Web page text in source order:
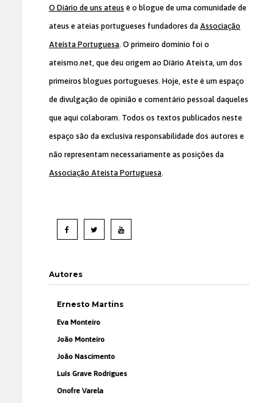
O Diário de uns ateus é o blogue de uma comunidade de
ateus e ateias portugueses fundadores da Associação
Ateísta Portuguesa. O primeiro domínio foi o
ateismo.net, que deu origem ao Diário Ateísta, um dos
primeiros blogues portugueses. Hoje, este é um espaço
de divulgação de opinião e comentário pessoal daqueles
que aqui colaboram. Todos os textos publicados neste
espaço são da exclusiva responsabilidade dos autores e
não representam necessariamente as posições da
Associação Ateísta Portuguesa.
Autores
Ernesto Martins
Eva Monteiro
João Monteiro
João Nascimento
Luís Grave Rodrigues
Onofre Varela